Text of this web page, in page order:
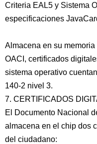
Criteria EAL5 y Sistema
especificaciones
Almacena en su
OACI, certificados
sistema operativo
140-2 nivel 3.
7. CERTIFICADOS
El Documento Nacional
almacena en el chip dos
del ciudadano: